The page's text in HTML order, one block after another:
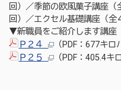
回）／季節の欧風菓子講座
回）／エクセル基礎講座（
▼新職員をご紹介します講座
Ｐ２４
（PDF：677キロ
Ｐ２５
（PDF：405.4キ